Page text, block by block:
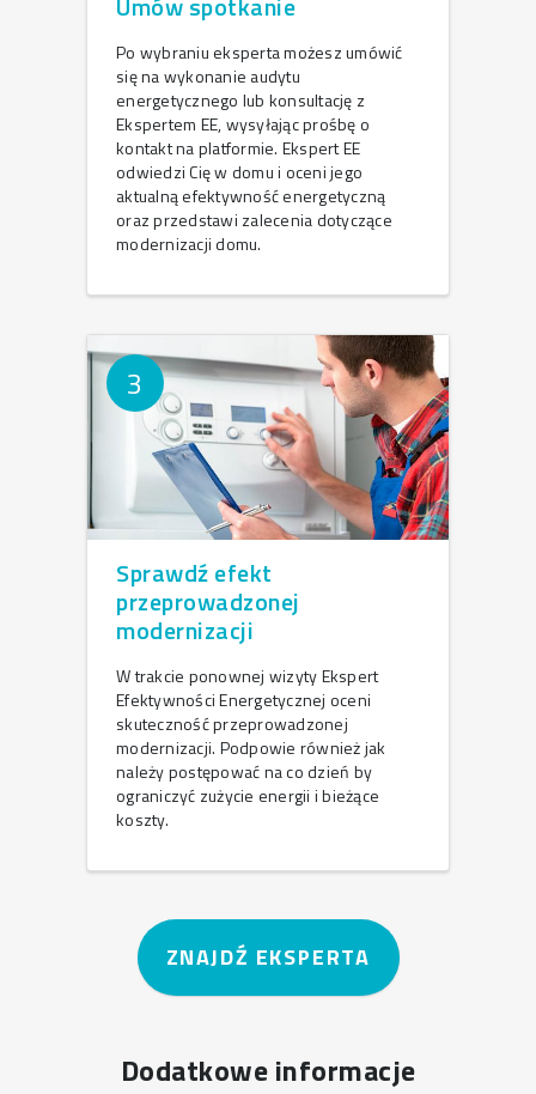
Po wybraniu eksperta możesz umówić
się na wykonanie audytu
energetycznego lub konsultację z
Ekspertem EE, wysyłając prośbę o
kontakt na platformie. Ekspert EE
odwiedzi Cię w domu i oceni jego
aktualną efektywność energetyczną
oraz przedstawi zalecenia dotyczące
modernizacji domu.
3
Sprawdź efekt
przeprowadzonej
modernizacji
W trakcie ponownej wizyty Ekspert
Efektywności Energetycznej oceni
skuteczność przeprowadzonej
modernizacji. Podpowie również jak
należy postępować na co dzień by
ograniczyć zużycie energii i bieżące
koszty.
ZNAJDŹ EKSPERTA
Dodatkowe informacje